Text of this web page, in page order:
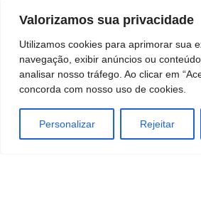
Valorizamos sua privacidade
Utilizamos cookies para aprimorar sua
navegação, exibir anúncios ou
analisar nosso tráfego. Ao clicar em
concorda com nosso uso de cookies.
Personalizar Rejeitar
ARTIGOS RELACIONADOS Mais do
Botucatu inaugura
fortalece o cuidado
crianças e famílias
Tempo seco
e exige atenção